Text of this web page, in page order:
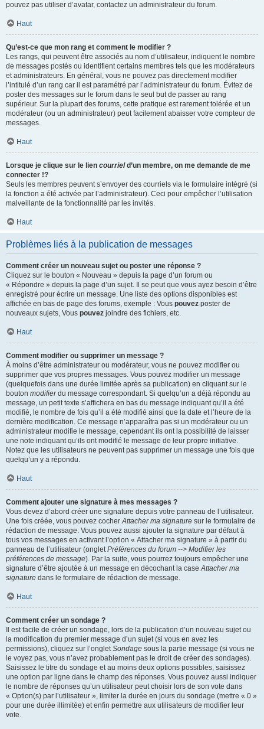
pouvez pas utiliser d’avatar, contactez un administrateur du forum.
Haut
Qu’est-ce que mon rang et comment le modifier ?
Les rangs, qui peuvent être associés au nom d’utilisateur, indiquent le nombre
de messages postés ou identifient certains membres tels que les modérateurs
et administrateurs. En général, vous ne pouvez pas directement modifier
l’intitulé d’un rang car il est paramétré par l’administrateur du forum. Évitez de
poster des messages sur le forum dans le seul but de passer au rang
supérieur. Sur la plupart des forums, cette pratique est rarement tolérée et un
modérateur (ou un administrateur) peut facilement abaisser votre compteur de
messages.
Haut
Lorsque je clique sur le lien courrield’un membre, on me demande de me
connecter !?
Seuls les membres peuvent s’envoyer des courriels via le formulaire intégré (si
la fonction a été activée par l’administrateur). Ceci pour empêcher l’utilisation
malveillante de la fonctionnalité par les invités.
Haut
Problèmes liés à la publication de messages
Comment créer un nouveau sujet ou poster une réponse ?
Cliquez sur le bouton « Nouveau » depuis la page d’un forum ou
« Répondre » depuis la page d’un sujet. Il se peut que vous ayez besoin d’être
enregistré pour écrire un message. Une liste des options disponibles est
affichée en bas de page des forums, exemple : Vous pouvez poster de
nouveaux sujets, Vous pouvez joindre des fichiers, etc.
Haut
Comment modifier ou supprimer un message ?
À moins d’être administrateur ou modérateur, vous ne pouvez modifier ou
supprimer que vos propres messages. Vous pouvez modifier un message
(quelquefois dans une durée limitée après sa publication) en cliquant sur le
bouton modifierdu message correspondant. Si quelqu’un a déjà répondu au
message, un petit texte s’affichera en bas du message indiquant qu’il a été
modifié, le nombre de fois qu’il a été modifié ainsi que la date et l’heure de la
dernière modification. Ce message n’apparaîtra pas si un modérateur ou un
administrateur modifie le message, cependant ils ont la possibilité de laisser
une note indiquant qu’ils ont modifié le message de leur propre initiative.
Notez que les utilisateurs ne peuvent pas supprimer un message une fois que
quelqu’un y a répondu.
Haut
Comment ajouter une signature à mes messages ?
Vous devez d’abord créer une signature depuis votre panneau de l’utilisateur.
Une fois créée, vous pouvez cocherAttacher ma signature sur le formulaire de
rédaction de message. Vous pouvez aussi ajouter la signature par défaut à
tous vos messages en activant l’option « Attacher ma signature » à partir du
panneau de l’utilisateur (ongletPréférences du forum --> Modifier les
préférences de message). Par la suite, vous pourrez toujours empêcher une
signature d’être ajoutée à un message en décochant la caseAttacher ma
signature dans le formulaire de rédaction de message.
Haut
Comment créer un sondage ?
Il est facile de créer un sondage, lors de la publication d’un nouveau sujet ou
la modification du premier message d’un sujet (si vous en avez les
permissions), cliquez sur l’ongletSondage sous la partie message (si vous ne
le voyez pas, vous n’avez probablement pas le droit de créer des sondages).
Saisissez le titre du sondage et au moins deux options possibles, saisissez
une option par ligne dans le champ des réponses. Vous pouvez aussi indiquer
le nombre de réponses qu’un utilisateur peut choisir lors de son vote dans
« Option(s) par l’utilisateur », limiter la durée en jours du sondage (mettre « 0 »
pour une durée illimitée) et enfin permettre aux utilisateurs de modifier leur
vote.